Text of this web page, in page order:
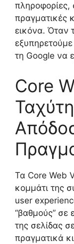
πληροφορίες,
πραγματικές
εικόνα. Όταν
τη Google να
Core
Τα Core Web
κομμάτι της
user
“βαθμούς” σε
της σελίδας
πραγματικά